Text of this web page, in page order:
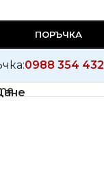
ПОРЪЧКА
0988 354 432